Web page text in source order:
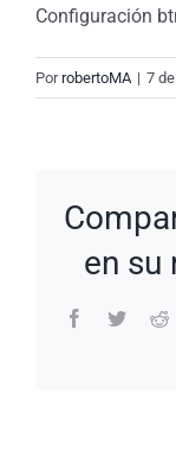
Configuración
PorrobertoMA | 7
en su
Facebook
Twitter